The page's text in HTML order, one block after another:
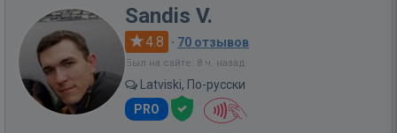
Sandis V.
4.8 · 70 отзывов
Был на сайте: 8 ч. назад
Latviski, По-русски
PRO